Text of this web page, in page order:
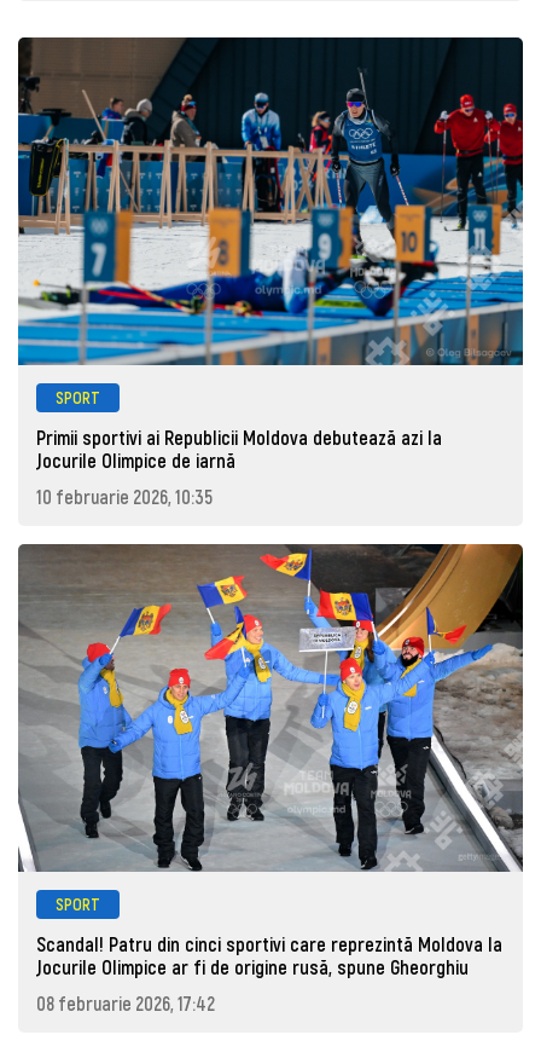
SPORT
Primii sportivi ai Republicii Moldova debutează azi la
Jocurile Olimpice de iarnă
10 februarie 2026, 10:35
SPORT
Scandal! Patru din cinci sportivi care reprezintă Moldova la
Jocurile Olimpice ar fi de origine rusă, spune Gheorghiu
08 februarie 2026, 17:42